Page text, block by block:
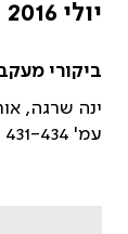
יולי 2016
ביקורי
ינה שרגה,
עמ' 431-434